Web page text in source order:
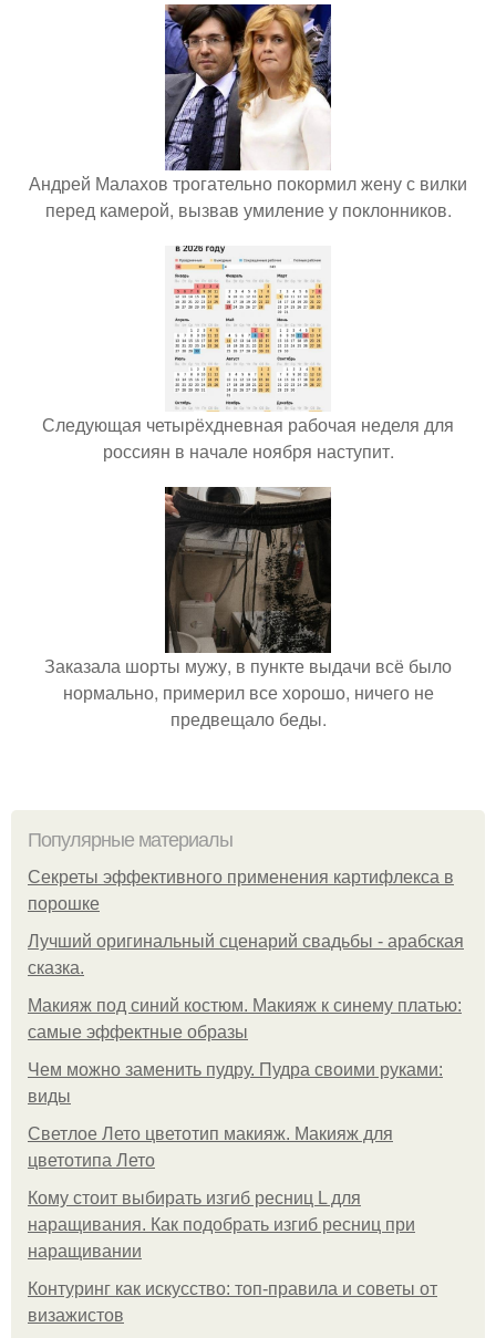
Андрей Малахов трогательно покормил жену с вилки
перед камерой, вызвав умиление у поклонников.
Следующая четырёхдневная рабочая неделя для
россиян в начале ноября наступит.
Заказала шорты мужу, в пункте выдачи всё было
нормально, примерил все хорошо, ничего не
предвещало беды.
Популярные материалы
Секреты эффективного применения картифлекса в
порошке
Лучший оригинальный сценарий свадьбы - арабская
сказка.
Макияж под синий костюм. Макияж к синему платью:
самые эффектные образы
Чем можно заменить пудру. Пудра своими руками:
виды
Светлое Лето цветотип макияж. Макияж для
цветотипа Лето
Кому стоит выбирать изгиб ресниц L для
наращивания. Как подобрать изгиб ресниц при
наращивании
Контуринг как искусство: топ-правила и советы от
визажистов